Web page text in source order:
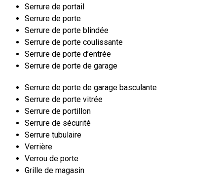
Serrure de portail
Serrure de porte
Serrure de porte blindée
Serrure de porte coulissante
Serrure de porte d’entrée
Serrure de porte de garage
Serrure de porte de garage basculante
Serrure de porte vitrée
Serrure de portillon
Serrure de sécurité
Serrure tubulaire
Verrière
Verrou de porte
Grille de magasin